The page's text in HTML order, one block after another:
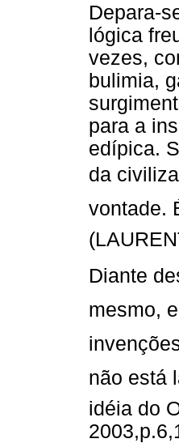
Depara-
lógica
vezes,
bulimia,
para a
edípica.
da
vontade.
Diante
mesmo,
não está
idéia do